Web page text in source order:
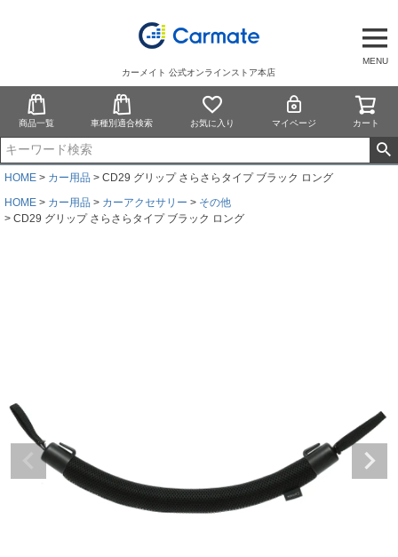
MENU
カーメイト 公式オンラインストア本店
商品一覧 車種別適合検索 お気に入り マイページ カート
HOME カー用品
CD29 グリップ さらさらタイプ ブラック ロング
HOME
カー用品 カーアクセサリー
その他
CD29 グリップ さらさらタイプ ブラック ロング